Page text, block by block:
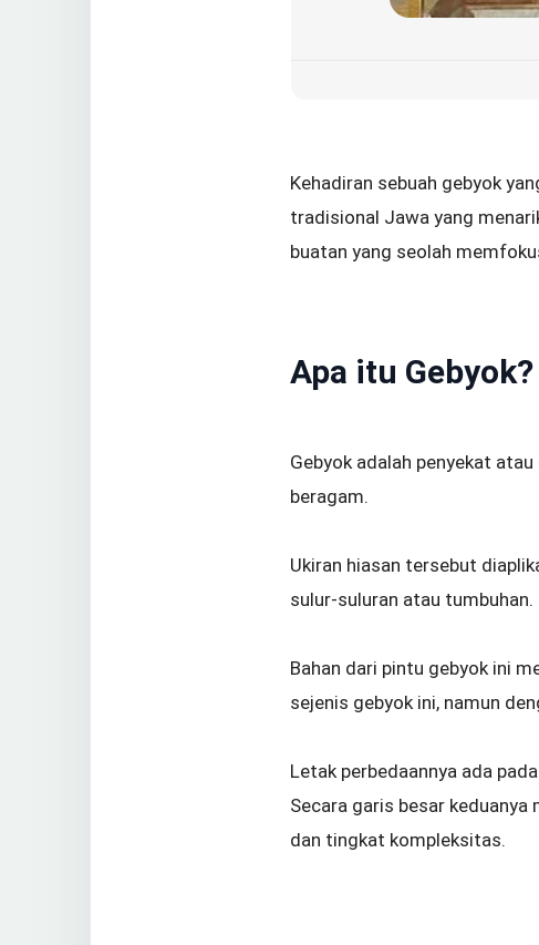
Kehadiran sebuah gebyok
tradisional Jawa yang
buatan yang seolah
Apa itu Gebyok?
Gebyok adalah penyekat
beragam.
Ukiran hiasan tersebut
sulur-suluran atau tumbuhan.
Bahan dari pintu gebyok ini
sejenis gebyok ini, namun
Letak perbedaannya ada
Secara garis besar keduanya
dan tingkat kompleksitas.